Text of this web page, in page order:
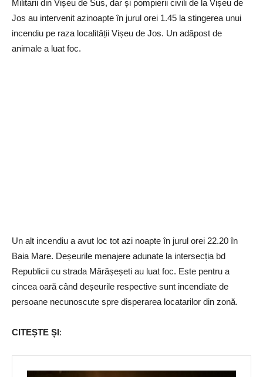
Militarii din Vișeu de Sus, dar și pompierii civili de la Vișeu de
Jos au intervenit azinoapte în jurul orei 1.45 la stingerea unui
incendiu pe raza localității Vișeu de Jos. Un adăpost de
animale a luat foc.
Un alt incendiu a avut loc tot azi noapte în jurul orei 22.20 în
Baia Mare. Deșeurile menajere adunate la intersecția bd
Republicii cu strada Mărășeșeti au luat foc. Este pentru a
cincea oară când deșeurile respective sunt incendiate de
persoane necunoscute spre disperarea locatarilor din zonă.
CITEȘTE ȘI: